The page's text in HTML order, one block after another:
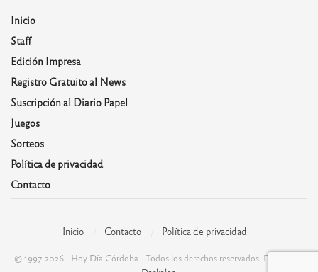
Inicio
Staff
Edición Impresa
Registro Gratuito al News
Suscripción al Diario Papel
Juegos
Sorteos
Política de privacidad
Contacto
Inicio Contacto Política de privacidad
© 1997-2026 - Hoy Día Córdoba - Todos los derechos reservados. Desarrolla: